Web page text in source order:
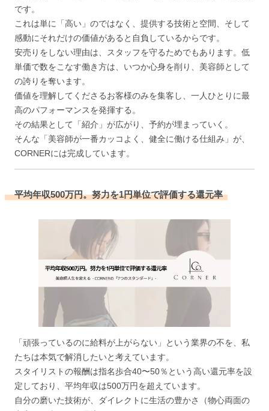
です。
これは単に「高い」のではなく、提供する技術と空間、そして
感動にそれだけの価値があると自負しているからです。
安売りをしない理由は、スタッフを守るためでもあります。低
単価で数をこなす働き方は、いつか心身を削り、美容師として
の誇りを奪います。
価値を理解してくださるお客様のみを集客し、一人ひとりに最
高のパフォーマンスを発揮する。
その結果として「紹介」が広がり、予約が埋まっていく。
そんな「美容師が一番カッコよく、健全に働ける仕組み」が、
CORNERには完成しています。
平均年収500万円。努力を1円単位で評価する還元率
「頑張っているのに給料が上がらない」という業界の不を、私
たちは本気で解消したいと考えています。
スタイリストの報酬は指名歩合40〜50％という高い還元率を設
定しており、平均年収は500万円を超えています。
自分の磨いた技術が、ダイレクトに生活の豊かさ（物心両面の